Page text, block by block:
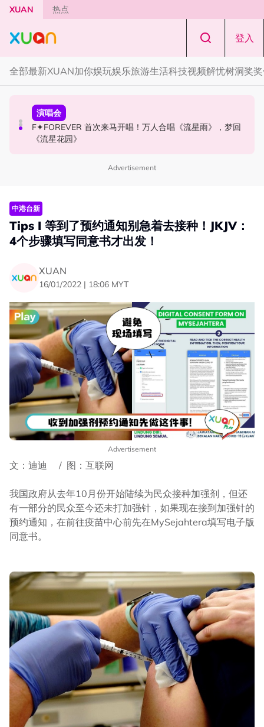
Skip to main content
XUAN 热点
登入
全部最新XUAN加你娱玩娱乐旅游生活科技视频解忧树洞奖
国际星闻
张员瑛频陷耍大牌争议！首度吐心声：真相终究会浮出水
面！
演唱会
F✦FOREVER 首次来马开唱！万人合唱《流星雨》，梦回
《流星花园》
国际星闻
CORTIS MARTIN一开口就沦陷！深情演绎JANNABI歌曲
获网友狂赞！
Advertisement
中港台新
Tips I 等到了预约通知别急着去接种！JKJV：
4个步骤填写同意书才出发！
XUAN
16/01/2022 | 18:06 MYT
Advertisement
文：迪迪 / 图：互联网
我国政府从去年10月份开始陆续为民众接种加强剂，但还
有一部分的民众至今还未打加强针，如果现在接到加强针的
预约通知，在前往疫苗中心前先在MySejahtera填写电子版
同意书。